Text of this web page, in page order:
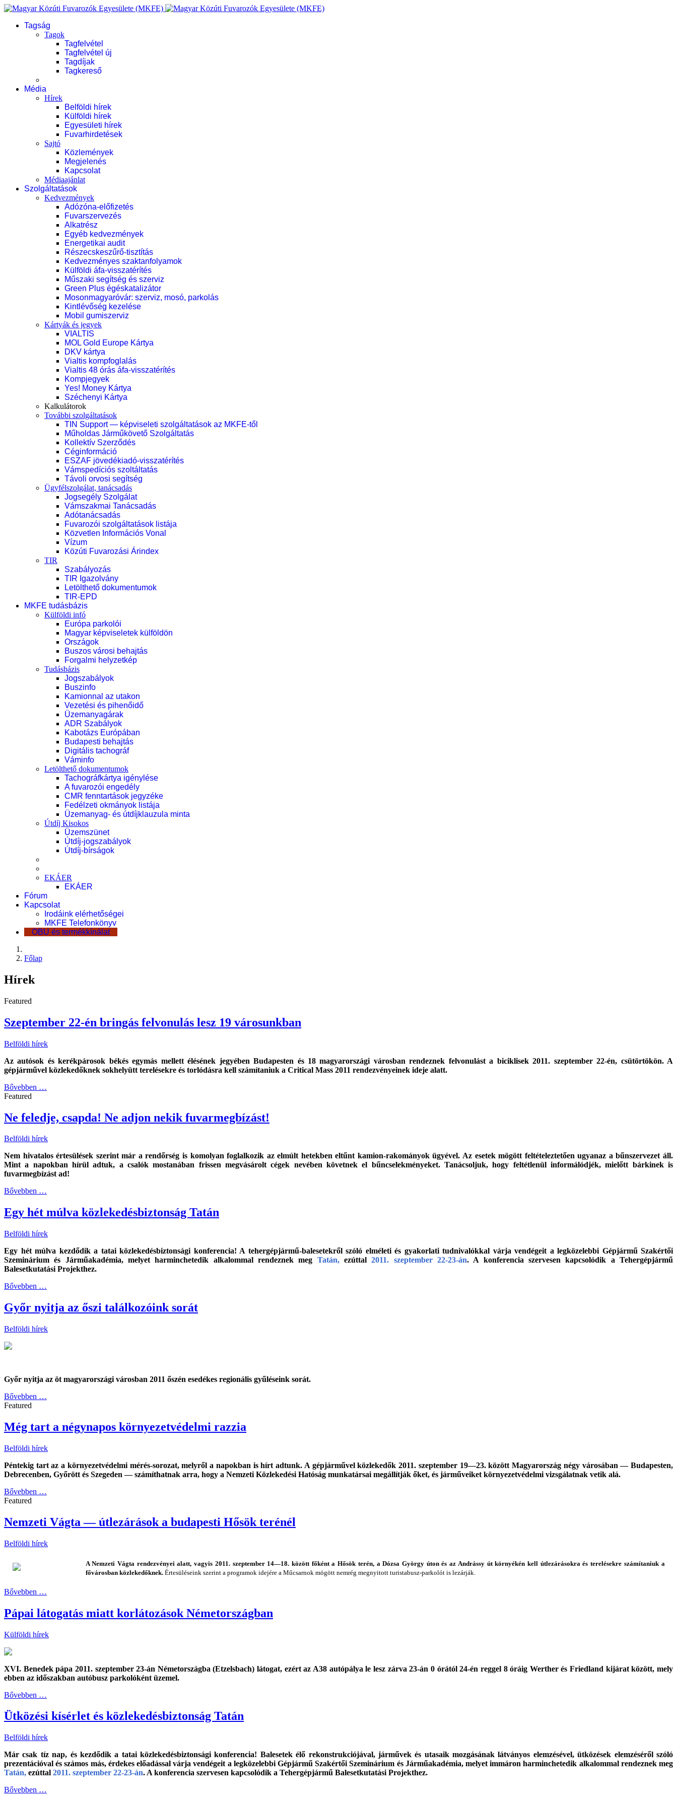
Tagság
Tagok
Tagfelvétel
Tagfelvétel új
Tagdíjak
Tagkereső
Média
Hírek
Belföldi hírek
Külföldi hírek
Egyesületi hírek
Fuvarhirdetések
Sajtó
Közlemények
Megjelenés
Kapcsolat
Médiaajánlat
Szolgáltatások
Kedvezmények
Adózóna-előfizetés
Fuvarszervezés
Alkatrész
Egyéb kedvezmények
Energetikai audit
Részecskeszűrő-tisztítás
Kedvezményes szaktanfolyamok
Külföldi áfa-visszatérítés
Műszaki segítség és szerviz
Green Plus égéskatalizátor
Mosonmagyaróvár: szerviz, mosó, parkolás
Kintlévőség kezelése
Mobil gumiszerviz
Kártyák és jegyek
VIALTIS
MOL Gold Europe Kártya
DKV kártya
Vialtis kompfoglalás
Vialtis 48 órás áfa-visszatérítés
Kompjegyek
Yes! Money Kártya
Széchenyi Kártya
Kalkulátorok
További szolgáltatások
TIN Support — képviseleti szolgáltatások az MKFE-től
Műholdas Járműkövető Szolgáltatás
Kollektív Szerződés
Céginformáció
ESZAF jövedékiadó-visszatérítés
Vámspedíciós szoltáltatás
Távoli orvosi segítség
Ügyfélszolgálat, tanácsadás
Jogsegély Szolgálat
Vámszakmai Tanácsadás
Adótanácsadás
Fuvarozói szolgáltatások listája
Közvetlen Információs Vonal
Vízum
Közúti Fuvarozási Árindex
TIR
Szabályozás
TIR Igazolvány
Letölthető dokumentumok
TIR-EPD
MKFE tudásbázis
Külföldi infó
Európa parkolói
Magyar képviseletek külföldön
Országok
Buszos városi behajtás
Forgalmi helyzetkép
Tudásbázis
Jogszabályok
Buszinfo
Kamionnal az utakon
Vezetési és pihenőidő
Üzemanyagárak
ADR Szabályok
Kabotázs Európában
Budapesti behajtás
Digitális tachográf
Váminfo
Letölthető dokumentumok
Tachográfkártya igénylése
A fuvarozói engedély
CMR fenntartások jegyzéke
Fedélzeti okmányok listája
Üzemanyag- és útdíjklauzula minta
Útdíj Kisokos
Üzemszünet
Útdíj-jogszabályok
Útdíj-bírságok
EKÁER
EKÁER
Fórum
Kapcsolat
Irodáink elérhetőségei
MKFE Telefonkönyv
OBU és termékkínálat
Főlap
Hírek
Featured
Szeptember 22-én bringás felvonulás lesz 19 városunkban
Belföldi hírek
Az autósok és kerékpárosok békés egymás mellett élésének jegyében Budapesten és 18 magyarországi városban rendeznek felvonulást a biciklisek 2011. szeptember 22-én, csütörtökön. A
gépjárművel közlekedőknek sokhelyütt terelésekre és torlódásra kell számítaniuk a Critical Mass 2011 rendezvényeinek ideje alatt.
Bővebben …
Featured
Ne feledje, csapda! Ne adjon nekik fuvarmegbízást!
Belföldi hírek
Nem hivatalos értesülések szerint már a rendőrség is komolyan foglalkozik az elmúlt hetekben eltűnt kamion-rakományok ügyével. Az esetek mögött feltételeztetően ugyanaz a bűnszervezet áll.
Mint a napokban hírül adtuk, a csalók mostanában frissen megvásárolt cégek nevében követnek el bűncselekményeket. Tanácsoljuk, hogy feltétlenül informálódjék, mielőtt bárkinek is
fuvarmegbízást ad!
Bővebben …
Egy hét múlva közlekedésbiztonság Tatán
Belföldi hírek
Egy hét múlva kezdődik a tatai közlekedésbiztonsági konferencia! A tehergépjármű-balesetekről szóló elméleti és gyakorlati tudnivalókkal várja vendégeit a legközelebbi Gépjármű Szakértői
Szeminárium és Járműakadémia, melyet harminchetedik alkalommal rendeznek meg Tatán,ezúttal2011. szeptember 22-23-án. A konferencia szervesen kapcsolódik a Tehergépjármű
Balesetkutatási Projekthez.
Bővebben …
Győr nyitja az őszi találkozóink sorát
Belföldi hírek
Győr nyitja az öt magyarországi városban 2011 őszén esedékes regionális gyűléseink sorát.
Bővebben …
Featured
Még tart a négynapos környezetvédelmi razzia
Belföldi hírek
Péntekig tart az a környezetvédelmi mérés-sorozat, melyről a napokban is hírt adtunk. A gépjárművel közlekedők 2011. szeptember 19—23. között Magyarország négy városában — Budapesten,
Debrecenben, Győrött és Szegeden — számíthatnak arra, hogy a Nemzeti Közlekedési Hatóság munkatársai megállítják őket, és járműveiket környezetvédelmi vizsgálatnak vetik alá.
Bővebben …
Featured
Nemzeti Vágta — útlezárások a budapesti Hősök terénél
Belföldi hírek
A Nemzeti Vágta rendezvényei alatt, vagyis 2011. szeptember 14—18. között főként a Hősök terén, a Dózsa György úton és az Andrássy út környékén kell útlezárásokra és terelésekre számítaniuk a
fővárosban közlekedőknek.Értesüléseink szerint a programok idejére a Műcsarnok mögött nemrég megnyitott turistabusz-parkolót is lezárják.
Bővebben …
Pápai látogatás miatt korlátozások Németországban
Külföldi hírek
XVI. Benedek pápa 2011. szeptember 23-án Németországba (Etzelsbach) látogat, ezért az A38 autópálya le lesz zárva 23-án 0 órától 24-én reggel 8 óráig Werther és Friedland kijárat között, mely
ebben az időszakban autóbusz parkolóként üzemel.
Bővebben …
Ütközési kísérlet és közlekedésbiztonság Tatán
Belföldi hírek
Már csak tíz nap, és kezdődik a tatai közlekedésbiztonsági konferencia! Balesetek élő rekonstrukciójával, járművek és utasaik mozgásának látványos elemzésével, ütközések elemzéséről szóló
prezentációval és számos más, érdekes előadással várja vendégeit a legközelebbi Gépjármű Szakértői Szeminárium és Járműakadémia, melyet immáron harminchetedik alkalommal rendeznek meg
Tatán, ezúttal 2011. szeptember 22-23-án. A konferencia szervesen kapcsolódik a Tehergépjármű Balesetkutatási Projekthez.
Bővebben …